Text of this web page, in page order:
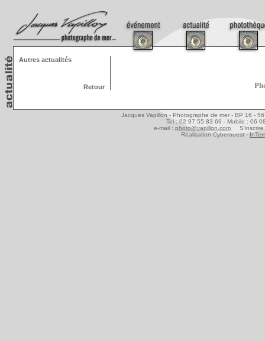
Autres actualités
Retour
Jacques Vapillon - Photographe de mer - BP 16 -
Tel : 02 97 55 83 69 - Mobile : 06
e-mail : photo@vapillon.com S'inscrire
Réalisation Cyberouest -